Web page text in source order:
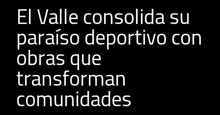
El Valle consolida su
paraíso deportivo con
obras que
transforman
comunidades